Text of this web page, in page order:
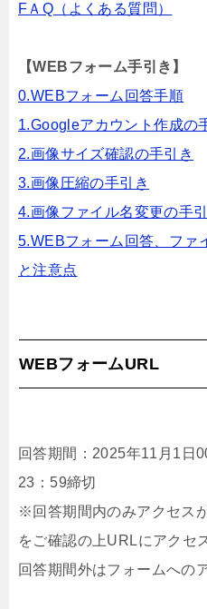
FＡQ（よくある質問）
【WEBフォーム手引き】
0.WEBフォーム回答手順
1.Googleアカウント作成の
2.画像サイズ確認の手引き
3.画像圧縮の手引き
4.画像ファイル名変更の手
5.WEBフォーム回答、ファ
と注意点
WEBフォームURL
回答期間：2025年11月1日
23：59締切
※回答期間内のみアクセス
をご確認の上URLにアクセ
回答期間外はフォームへの